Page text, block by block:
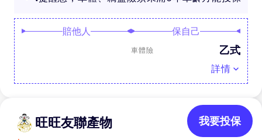
賠他人 保自己
車體險 乙式
詳情
旺旺友聯產物 我要投保